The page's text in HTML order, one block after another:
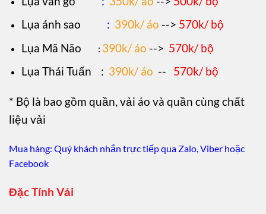
Lụa ánh sao : 390k/ áo --> 570k/ bộ
Lụa Mã Não
: 390k/ áo --> 570k/ bộ
Lụa Thái Tuấn
: 390k/ áo -- 570k/ bộ
* Bộ là bao gồm quần, vải áo và quần cùng chất
liệu vải
Mua hàng: Quý khách nhắn trực tiếp qua Zalo, Viber hoặc
Facebook
Đặc Tính Vải